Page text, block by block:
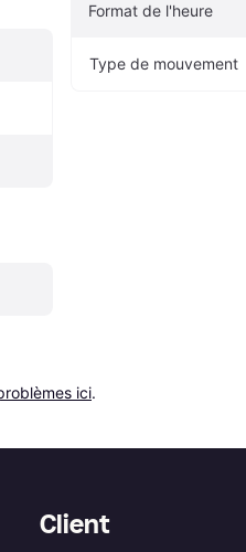
Format de l'heure
Type de mouvement
ici.
Client